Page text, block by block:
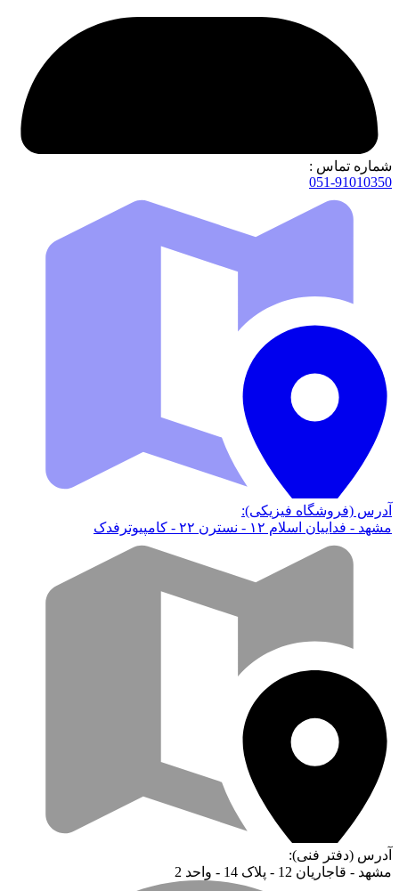
شماره تماس :
051-91010350
آدرس (فروشگاه فیزیکی):
مشهد - فداییان اسلام ۱۲ - نسترن ۲۲ - کامپیوترفدک
آدرس (دفتر فنی):
مشهد - قاجاریان 12 - پلاک 14 - واحد 2